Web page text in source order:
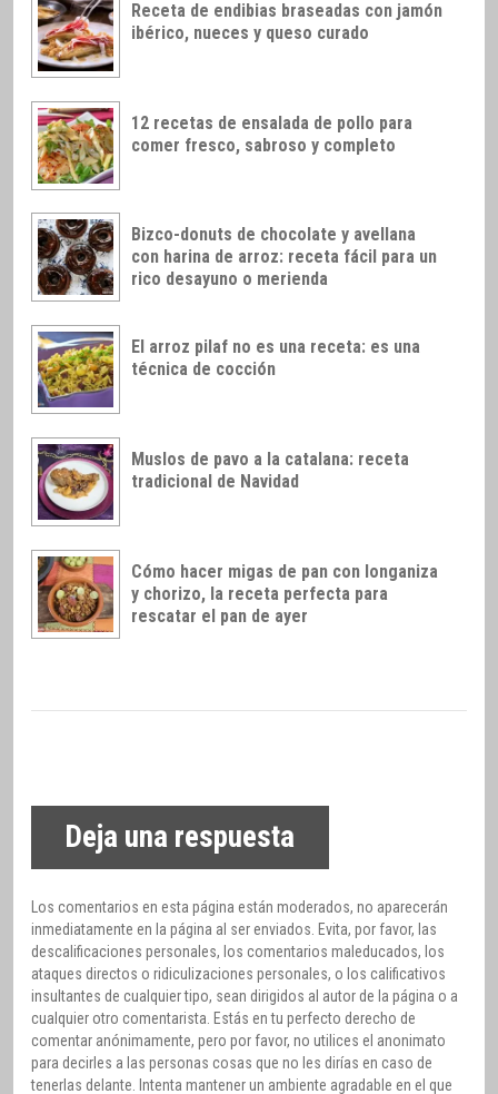
Receta de endibias braseadas con jamón
ibérico, nueces y queso curado
12 recetas de ensalada de pollo para
comer fresco, sabroso y completo
Bizco-donuts de chocolate y avellana
con harina de arroz: receta fácil para un
rico desayuno o merienda
El arroz pilaf no es una receta: es una
técnica de cocción
Muslos de pavo a la catalana: receta
tradicional de Navidad
Cómo hacer migas de pan con longaniza
y chorizo, la receta perfecta para
rescatar el pan de ayer
Deja una respuesta
Los comentarios en esta página están moderados, no aparecerán
inmediatamente en la página al ser enviados. Evita, por favor, las
descalificaciones personales, los comentarios maleducados, los
ataques directos o ridiculizaciones personales, o los calificativos
insultantes de cualquier tipo, sean dirigidos al autor de la página o a
cualquier otro comentarista. Estás en tu perfecto derecho de
comentar anónimamente, pero por favor, no utilices el anonimato
para decirles a las personas cosas que no les dirías en caso de
tenerlas delante. Intenta mantener un ambiente agradable en el que